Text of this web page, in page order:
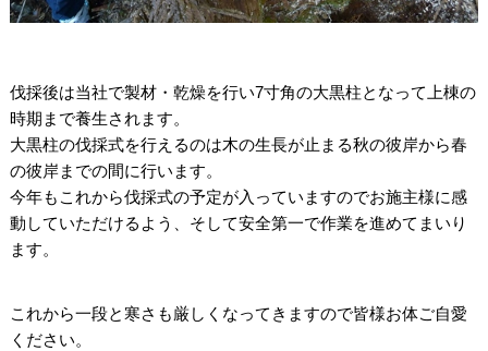
伐採後は当社で製材・乾燥を行い7寸角の大黒柱となって上棟の
時期まで養生されます。
大黒柱の伐採式を行えるのは木の生長が止まる秋の彼岸から春
の彼岸までの間に行います。
今年もこれから伐採式の予定が入っていますのでお施主様に感
動していただけるよう、そして安全第一で作業を進めてまいり
ます。
これから一段と寒さも厳しくなってきますので皆様お体ご自愛
ください。